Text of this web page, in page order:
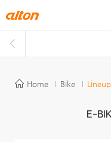
Home Bike Lineup
E-